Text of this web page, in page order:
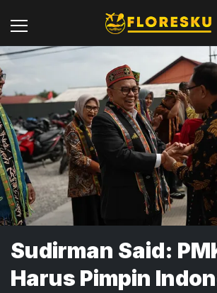
Sudirman Said:
Harus Pimpin